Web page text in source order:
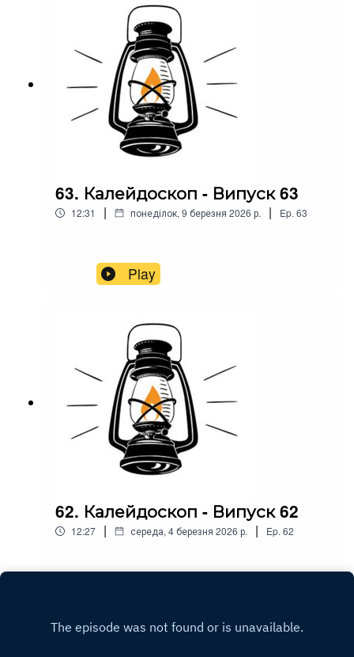
63. Калейдоскоп - Випуск 63
12:31 | понеділок, 9 березня 2026 р. | Ep. 63
Play
62. Калейдоскоп - Випуск 62
12:27 | середа, 4 березня 2026 р. | Ep. 62